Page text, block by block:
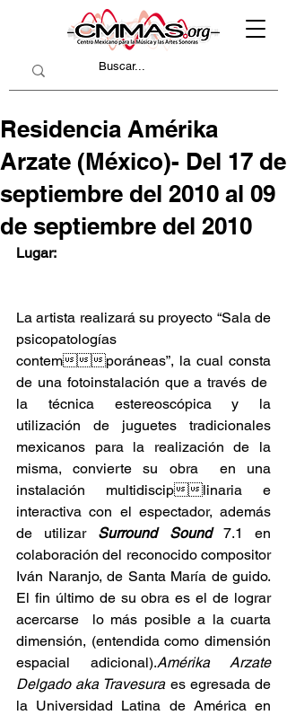
Residencia Amérika
Arzate (México)- Del 17 de
septiembre del 2010 al 09
de septiembre del 2010
Lugar:
La artista realizará su proyecto “Sala de
psicopatologías
contemporáneas”, la cual consta
de una fotoinstalación que a través de
la técnica estereoscópica y la
utilización de juguetes tradicionales
mexicanos para la realización de la
misma, convierte su obra  en una
instalación multidisciplinaria e
interactiva con el espectador, además
de utilizar Surround Sound 7.1 en
colaboración del reconocido compositor
Iván Naranjo, de Santa María de guido.
El fin último de su obra es el de lograr
acercarse  lo más posible a la cuarta
dimensión, (entendida como dimensión
espacial adicional).Amérika Arzate
Delgado aka Travesura es egresada de
la Universidad Latina de América en